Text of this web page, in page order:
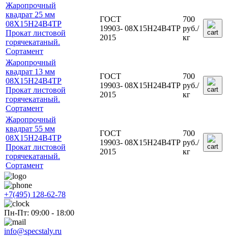
Жаропрочный
квадрат 25 мм
08Х15Н24В4ТР
Прокат листовой
горячекатаный.
Сортамент
ГОСТ
19903-
2015
08Х15Н24В4ТР
700
руб./
кг
Жаропрочный
квадрат 13 мм
08Х15Н24В4ТР
Прокат листовой
горячекатаный.
Сортамент
ГОСТ
19903-
2015
08Х15Н24В4ТР
700
руб./
кг
Жаропрочный
квадрат 55 мм
08Х15Н24В4ТР
Прокат листовой
горячекатаный.
Сортамент
ГОСТ
19903-
2015
08Х15Н24В4ТР
700
руб./
кг
+7(495) 128-62-78
Пн-Пт: 09:00 - 18:00
info@specstaly.ru